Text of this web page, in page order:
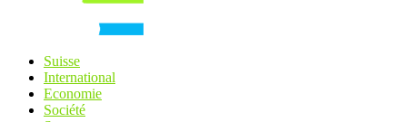
Suisse
International
Economie
Société